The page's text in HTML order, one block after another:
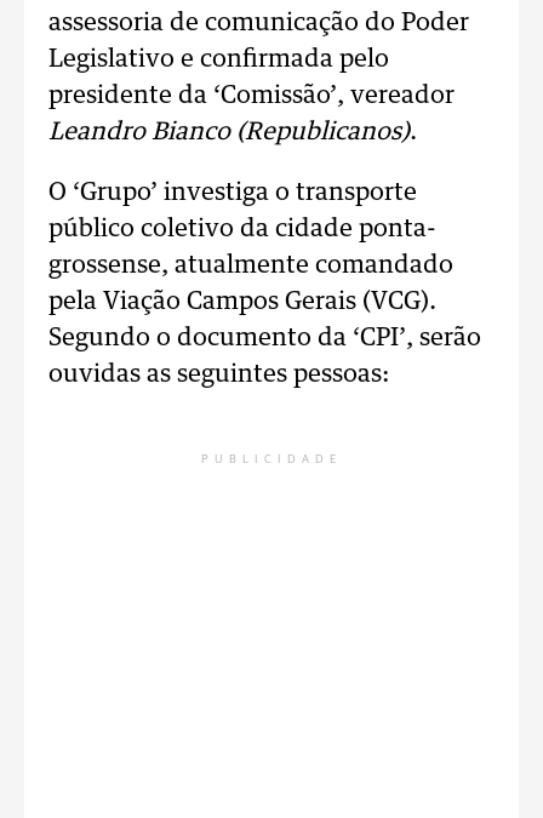
assessoria de comunicação do Poder
Legislativo e confirmada pelo
presidente da ‘Comissão’, vereador
Leandro Bianco (Republicanos).
O ‘Grupo’ investiga o transporte
público coletivo da cidade ponta-
grossense, atualmente comandado
pela Viação Campos Gerais (VCG).
Segundo o documento da ‘CPI’, serão
ouvidas as seguintes pessoas:
PUBLICIDADE